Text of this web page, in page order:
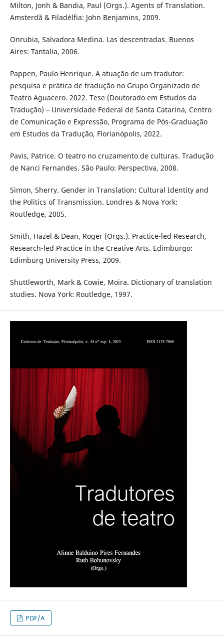
Milton, Jonh & Bandia, Paul (Orgs.). Agents of Translation.
Amsterdã & Filadélfia: John Benjamins, 2009.
Onrubia, Salvadora Medina. Las descentradas. Buenos
Aires: Tantalia, 2006.
Pappen, Paulo Henrique. A atuação de um tradutor:
pesquisa e prática de tradução no Grupo Organizado de
Teatro Aguacero. 2022. Tese (Doutorado em Estudos da
Tradução) – Universidade Federal de Santa Catarina, Centro
de Comunicação e Expressão, Programa de Pós-Graduação
em Estudos da Tradução, Florianópolis, 2022.
Pavis, Patrice. O teatro no cruzamento de culturas. Tradução
de Nanci Fernandes. São Paulo: Perspectiva, 2008.
Simon, Sherry. Gender in Translation: Cultural Identity and
the Politics of Transmission. Londres & Nova York:
Routledge, 2005.
Smith, Hazel & Dean, Roger (Orgs.). Practice-led Research,
Research-led Practice in the Creative Arts. Edimburgo:
Edimburg University Press, 2009.
Shuttleworth, Mark & Cowie, Moira. Dictionary of translation
studies. Nova York: Routledge, 1997.
PDF/A